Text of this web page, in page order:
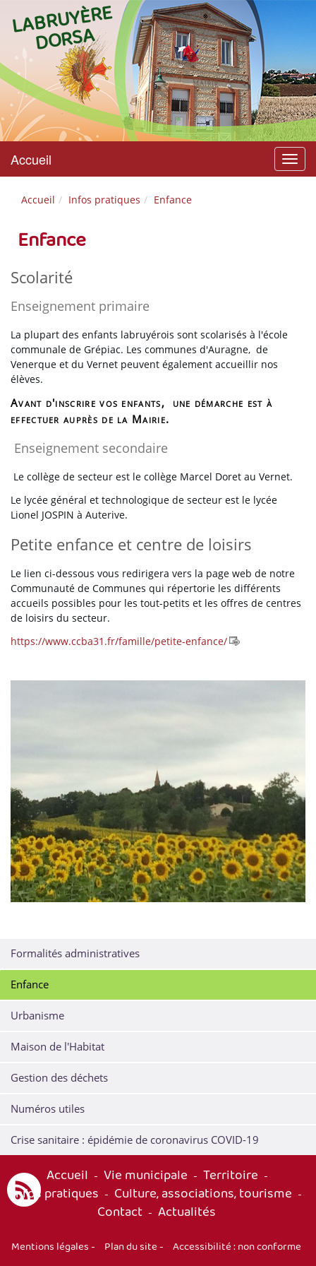
L
A
B
R
U
Y
È
R
E
D
O
R
S
A
Menu
Accueil
Accueil Infos pratiques Enfance
Enfance
Scolarité
Enseignement primaire
La plupart des enfants labruyérois sont scolarisés à l'école
communale de Grépiac. Les communes d'Auragne, de
Venerque et du Vernet peuvent également accueillir nos
élèves.
Avant d'inscrire vos enfants, une démarche est à
effectuer auprès de la Mairie.
Enseignement secondaire
Le collège de secteur est le collège Marcel Doret au Vernet.
Le lycée général et technologique de secteur est le lycée
Lionel JOSPIN à Auterive.
Petite enfance et centre de loisirs
Le lien ci-dessous vous redirigera vers la page web de notre
Communauté de Communes qui répertorie les différents
accueils possibles pour les tout-petits et les offres de centres
de loisirs du secteur.
https://www.ccba31.fr/famille/petite-enfance/
Formalités administratives
Enfance
Urbanisme
Maison de l'Habitat
Gestion des déchets
Numéros utiles
Crise sanitaire : épidémie de coronavirus COVID-19
Accueil - Vie municipale - Territoire -
Infos pratiques - Culture, associations, tourisme -
Contact - Actualités
Mentions légales- Plan du site- Accessibilité : non conforme